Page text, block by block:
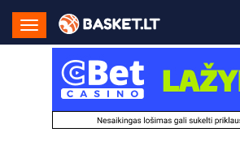
Toggle
Navigation